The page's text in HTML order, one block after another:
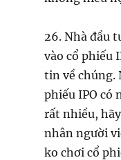
26. Nhà đầu
vào cổ phiếu
tin về chúng.
phiếu IPO có
rất nhiều,
nhân người
ko chơi cổ